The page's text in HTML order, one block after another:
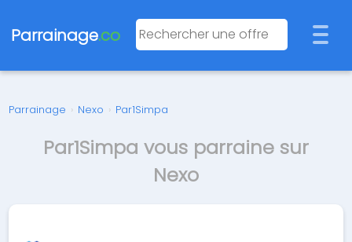
Parrainage.co
Parrainage › Nexo › Par1Simpa
Par1Simpa vous parraine sur
Nexo